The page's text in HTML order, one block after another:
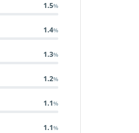
1.5
1.4
1.3
1.2
1.1
1.1